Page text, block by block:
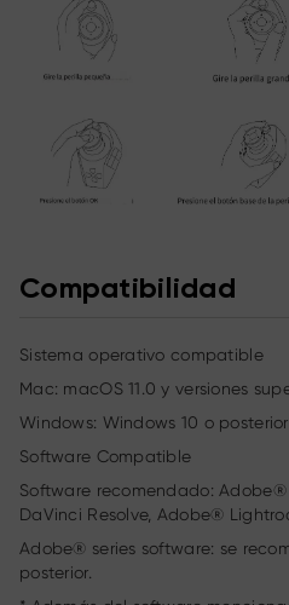
Compatibilidad
Sistema operativo compatible
Mac: macOS 11.0 y versiones
Windows: Windows 10 o
Software Compatible
Software recomendado: Adobe®
DaVinci Resolve, Adobe®
Adobe® series software: se
posterior.